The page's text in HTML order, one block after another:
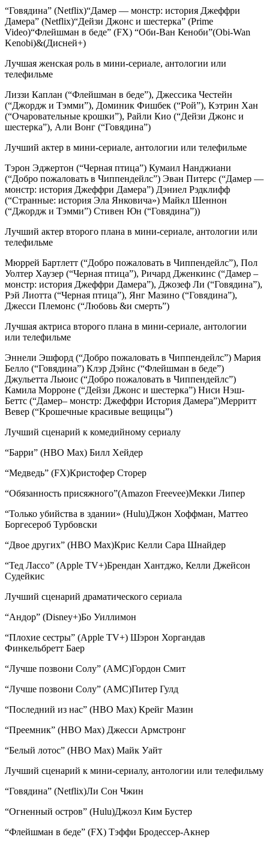
“Говядина” (Netflix)“Дамер — монстр: история Джеффри
Дамера” (Netflix)“Дейзи Джонс и шестерка” (Prime
Video)“Флейшман в беде” (FX) “Оби-Ван Кеноби”(Obi-Wan
Kenobi)&(Дисней+)
Лучшая женская роль в мини-сериале, антологии или
телефильме
Лиззи Каплан (“Флейшман в беде”), Джессика Честейн
(“Джордж и Тэмми”), Доминик Фишбек (“Рой”), Кэтрин Хан
(“Очаровательные крошки”), Райли Кио (“Дейзи Джонс и
шестерка”), Али Вонг (“Говядина”)
Лучший актер в мини-сериале, антологии или телефильме
Тэрон Эджертон (“Черная птица”) Кумаил Нанджиани
(“Добро пожаловать в Чиппендейлс”) Эван Питерс (“Дамер —
монстр: история Джеффри Дамера”) Дэниел Рэдклифф
(“Странные: история Эла Янковича») Майкл Шеннон
(“Джордж и Тэмми”) Стивен Юн (“Говядина”))
Лучший актер второго плана в мини-сериале, антологии или
телефильме
Мюррей Бартлетт (“Добро пожаловать в Чиппендейлс”), Пол
Уолтер Хаузер (“Черная птица”), Ричард Дженкинс (“Дамер –
монстр: история Джеффри Дамера”), Джозеф Ли (“Говядина”),
Рэй Лиотта (“Черная птица”), Янг Мазино (“Говядина”),
Джесси Племонс (“Любовь &и смерть”)
Лучшая актриса второго плана в мини-сериале, антологии
или телефильме
Эннели Эшфорд (“Добро пожаловать в Чиппендейлс”) Мария
Белло (“Говядина”) Клэр Дэйнс (“Флейшман в беде”)
Джульетта Льюис (“Добро пожаловать в Чиппендейлс”)
Камила Морроне (“Дейзи Джонс и шестерка”) Ниси Нэш-
Беттс (“Дамер– монстр: Джеффри История Дамера”)Мерритт
Вевер (“Крошечные красивые вещицы”)
Лучший сценарий к комедийному сериалу
“Барри” (HBO Max) Билл Хейдер
“Медведь” (FX)Кристофер Сторер
“Обязанность присяжного”(Amazon Freevee)Мекки Липер
“Только убийства в здании» (Hulu)Джон Хоффман, Маттео
Боргесероб Турбовски
“Двое других” (HBO Max)Крис Келли Сара Шнайдер
“Тед Лассо” (Apple TV+)Брендан Хантджо, Келли Джейсон
Судейкис
Лучший сценарий драматического сериала
“Андор” (Disney+)Бо Уиллимон
“Плохие сестры” (Apple TV+) Шэрон Хоргандав
Финкельбретт Баер
“Лучше позвони Солу” (AMC)Гордон Смит
“Лучше позвони Солу” (AMC)Питер Гулд
“Последний из нас” (HBO Max) Крейг Мазин
“Преемник” (HBO Max) Джесси Армстронг
“Белый лотос” (HBO Max) Майк Уайт
Лучший сценарий к мини-сериалу, антологии или телефильму
“Говядина” (Netflix)Ли Сон Чжин
“Огненный остров” (Hulu)Джоэл Ким Бустер
“Флейшман в беде” (FX) Тэффи Бродессер-Акнер